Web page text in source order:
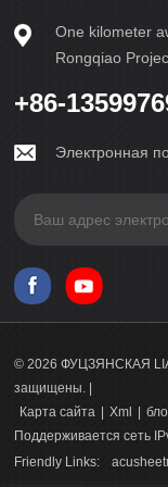
машинах трудно
способствовали
способствовали
будущем
расширяя границы
One kilometer
Rongqiao
+86-
Электронная
© 2026 ФУЦЗЯНСКАЯ
защищены. |
Карта сайта | Xml |
Поддерживается сеть
Friendly Links: